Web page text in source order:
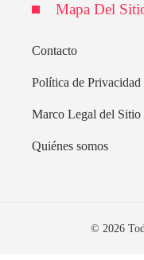
Mapa Del
Contacto
Política de
Marco Legal del
Quiénes somos
© 2026